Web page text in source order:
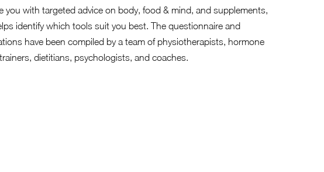
you with targeted advice on body, food & mind, and supplements,
identify which tools suit you best. The questionnaire and
have been compiled by a team of physiotherapists, hormone
dietitians, psychologists, and coaches.